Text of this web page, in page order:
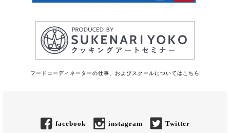
フードコーディネーターの仕事、およびスクールについてはこちら
facebook instagram Twitter